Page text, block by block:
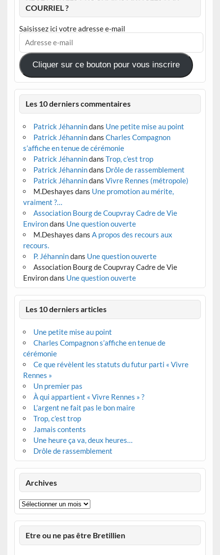
COURRIEL ?
Saisissez ici votre adresse e-mail
Adresse
mail
Cliquer sur ce bouton pour vous inscrire
Les 10 derniers commentaires
Patrick Jéhannindans Une petite mise au point
Patrick Jéhannindans Charles Compagnon
s’affiche en tenue de cérémonie
Patrick Jéhannindans Trop, c’est trop
Patrick Jéhannindans Drôle de rassemblement
Patrick Jéhannindans Vivre Rennes (métropole)
M.Deshayes dans Une promotion au mérite,
vraiment ?…
Association Bourg de Coupvray Cadre de Vie
Environdans Une question ouverte
M.Deshayes dans A propos des recours aux
recours.
P. Jéhannindans Une question ouverte
Association Bourg de Coupvray Cadre de Vie
Environdans Une question ouverte
Les 10 derniers articles
Une petite mise au point
Charles Compagnon s’affiche en tenue de
cérémonie
Ce que révèlent les statuts du futur parti « Vivre
Rennes »
Un premier pas
À qui appartient « Vivre Rennes » ?
L’argent ne fait pas le bon maire
Trop, c’est trop
Jamais contents
Une heure ça va, deux heures…
Drôle de rassemblement
Archives
Archives
Etre ou ne pas être Bretillien